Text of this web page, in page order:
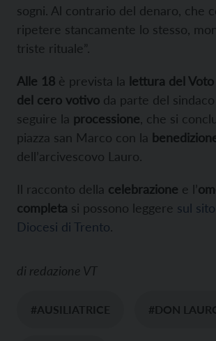
sogni. Al contrario del denaro, che
ripetere stancamente lo stesso,
triste rituale”.
Alle 18 è prevista la lettura del Voto
del cero votivo da parte del sindaco
seguire la processione , che si
piazza san Marco con la
dell’arcivescovo Lauro.
Il racconto della celebrazione e l’
completa si possono leggere sul
Diocesi di Trento.
di redazione VT
#AUSILIATRICE #DON